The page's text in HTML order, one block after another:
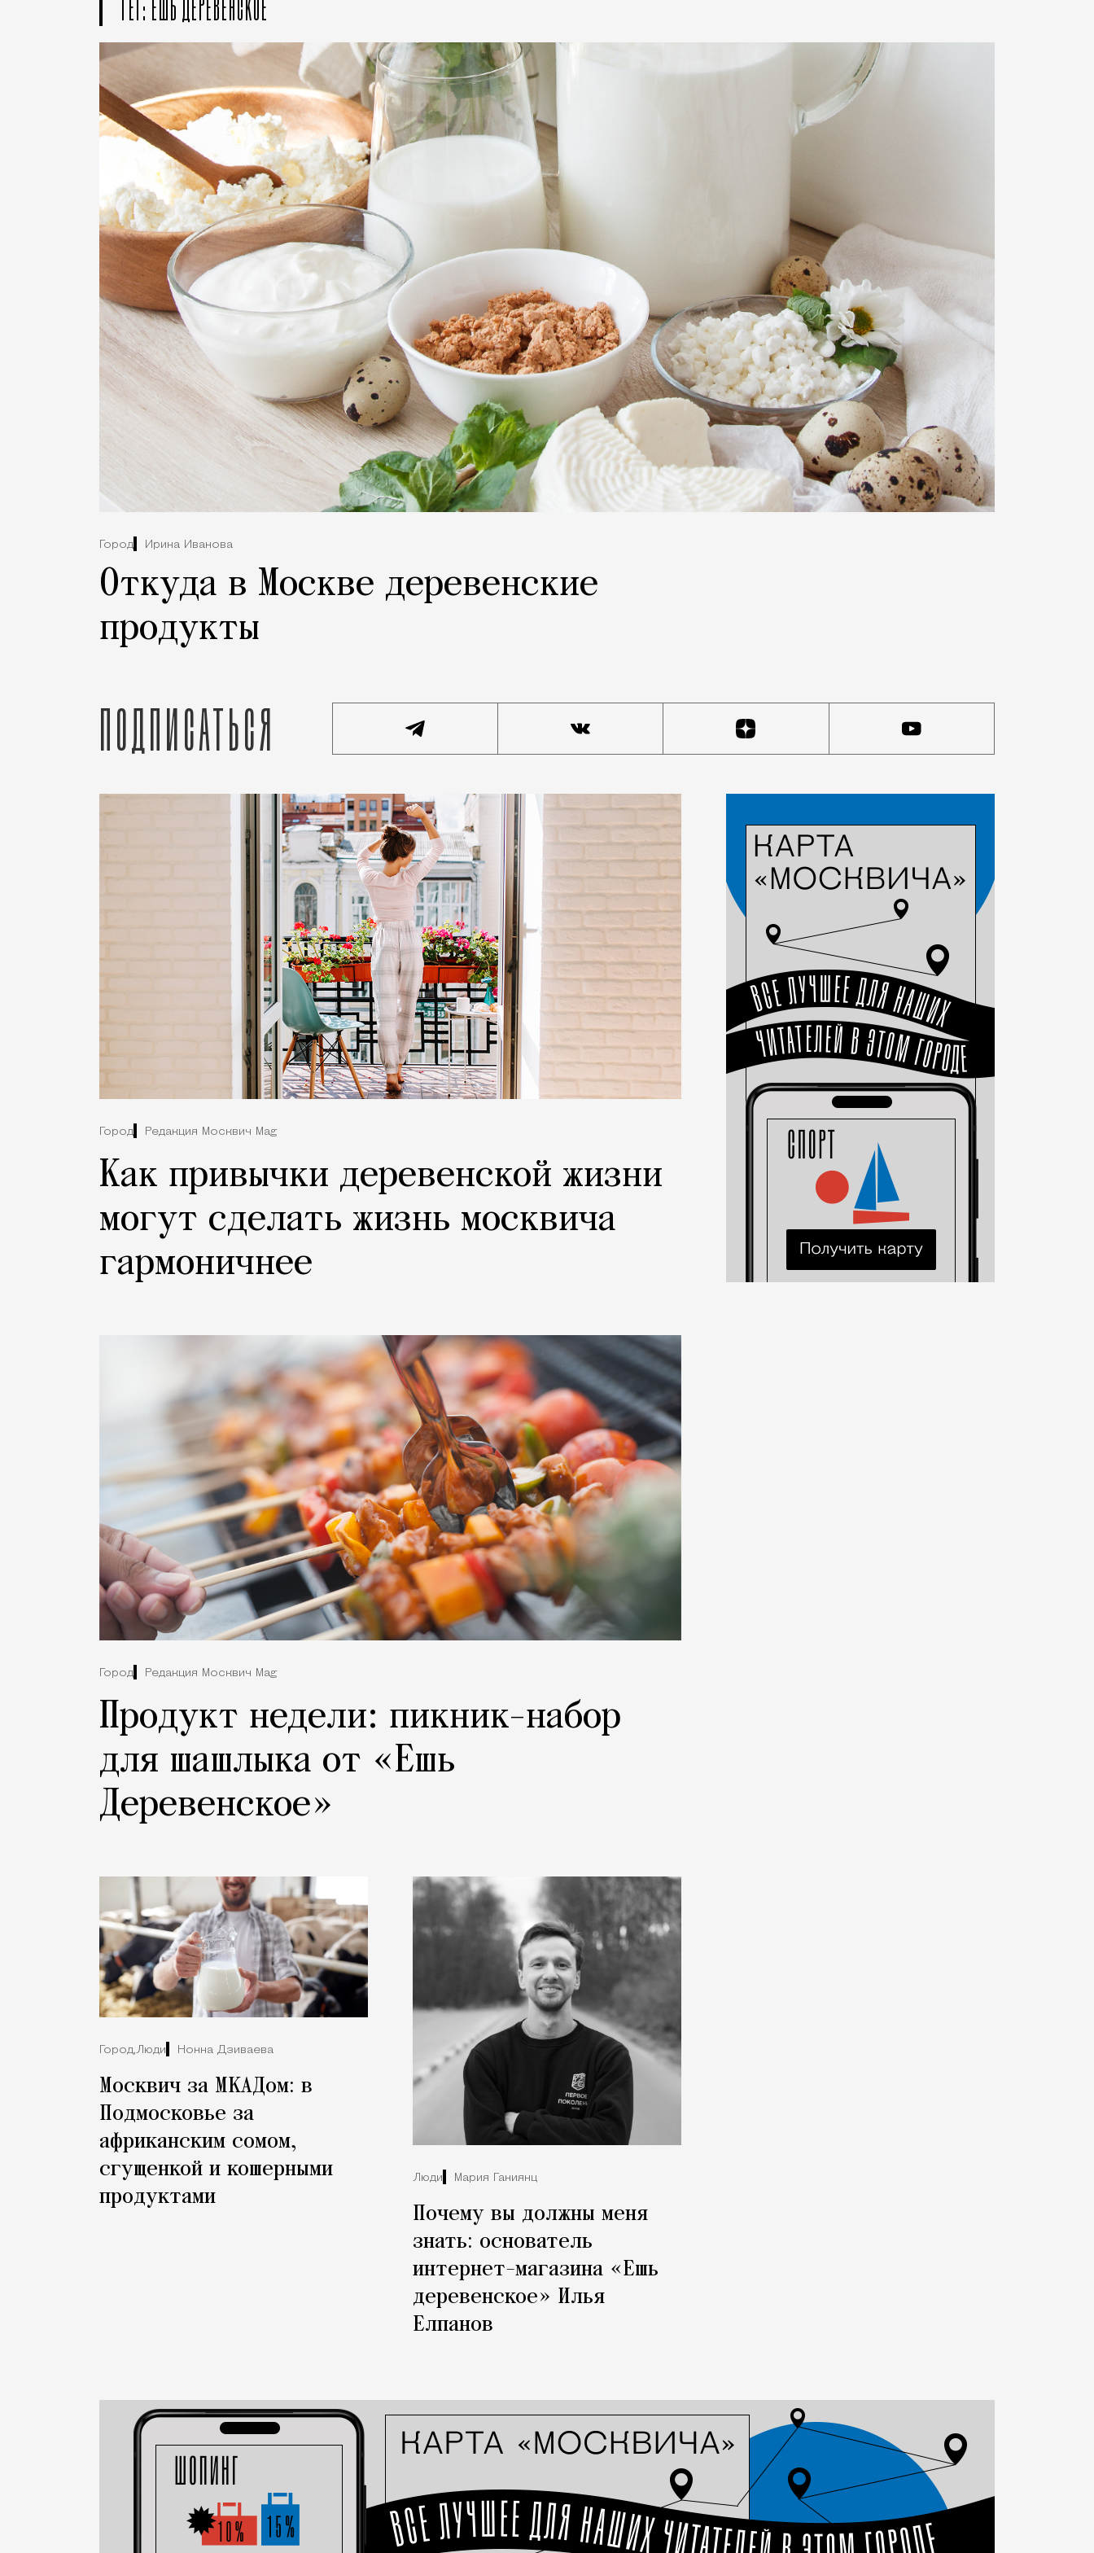
Город Ирина Иванова
Откуда в Москве деревенские
продукты
Подписаться
Город Редакция Москвич Mag
Как привычки деревенской жизни
могут сделать жизнь москвича
гармоничнее
Город Редакция Москвич Mag
Продукт недели: пикник-набор
для шашлыка от «Ешь
Деревенское»
Город,Люди Нонна Дзиваева
Москвич за МКАДом: в
Подмосковье за
африканским сомом,
сгущенкой и кошерными
продуктами
Люди Мария Ганиянц
Почему вы должны меня
знать: основатель
интернет-магазина «Ешь
деревенское» Илья
Елпанов